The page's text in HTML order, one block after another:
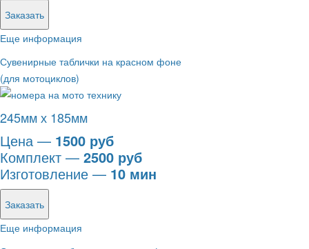
Заказать
Еще информация
Сувенирные таблички на красном фоне
(для мотоциклов)
245мм х 185мм
Цена — 1500 руб
Комплект — 2500 руб
Изготовление — 10 мин
Заказать
Еще информация